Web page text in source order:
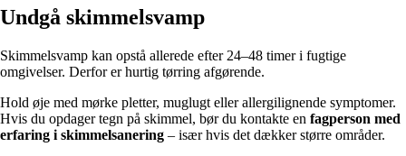
Undgå skimmelsvamp
Skimmelsvamp kan opstå allerede efter 24–48 timer i fugtige
omgivelser. Derfor er hurtig tørring afgørende.
Hold øje med mørke pletter, muglugt eller allergilignende symptomer.
Hvis du opdager tegn på skimmel, bør du kontakte en fagperson med
erfaring i skimmelsanering – især hvis det dækker større områder.